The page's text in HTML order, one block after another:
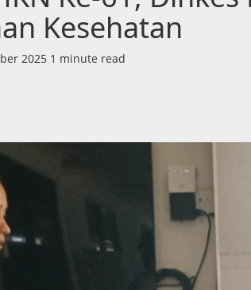
Kesehatan
2025 1 minute read